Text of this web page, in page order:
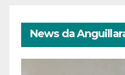
News da